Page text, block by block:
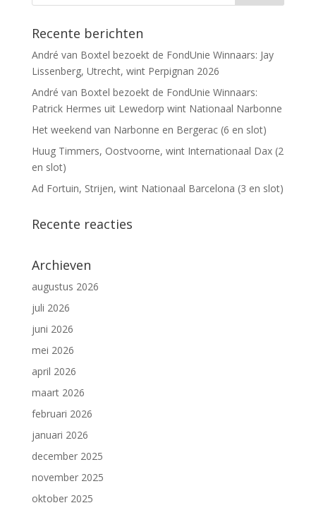
Recente berichten
André van Boxtel bezoekt de FondUnie Winnaars: Jay
Lissenberg, Utrecht, wint Perpignan 2026
André van Boxtel bezoekt de FondUnie Winnaars:
Patrick Hermes uit Lewedorp wint Nationaal Narbonne
Het weekend van Narbonne en Bergerac (6 en slot)
Huug Timmers, Oostvoorne, wint Internationaal Dax (2
en slot)
Ad Fortuin, Strijen, wint Nationaal Barcelona (3 en slot)
Recente reacties
Archieven
augustus 2026
juli 2026
juni 2026
mei 2026
april 2026
maart 2026
februari 2026
januari 2026
december 2025
november 2025
oktober 2025